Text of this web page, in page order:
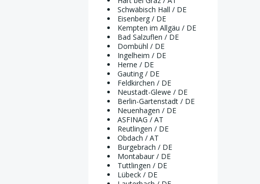
Schwäbisch Hall / DE
Eisenberg / DE
Kempten im Allgäu / DE
Bad Salzuflen / DE
Dombühl / DE
Ingelheim / DE
Herne / DE
Gauting / DE
Feldkirchen / DE
Neustadt-Glewe / DE
Berlin-Gartenstadt / DE
Neuenhagen / DE
ASFINAG / AT
Reutlingen / DE
Obdach / AT
Burgebrach / DE
Montabaur / DE
Tuttlingen / DE
Lübeck / DE